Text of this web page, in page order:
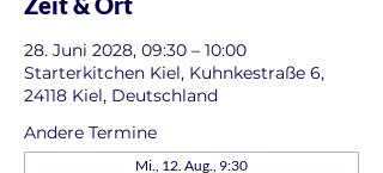
28. Juni 2028, 09:30 – 10:00
Starterkitchen Kiel, Kuhnkestraße 6,
24118 Kiel, Deutschland
Andere Termine
Mi., 12. Aug., 9:30